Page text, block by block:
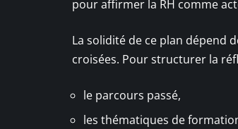
pour affirmer la RH comme
La solidité de ce plan dépend
croisées. Pour structurer la
le parcours passé,
les thématiques de